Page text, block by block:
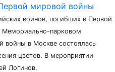
мировой войны
воинов, погибших в Первой
Мемориально-парковом
войны в Москве состоялась
цветов. В мероприятии
Логинов.